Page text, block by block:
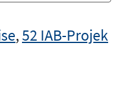
,52 IAB-Projek